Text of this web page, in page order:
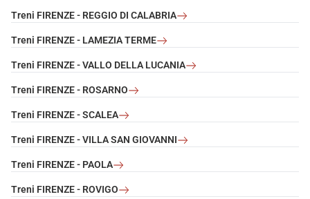
Treni FIRENZE - REGGIO DI CALABRIA
Treni FIRENZE - LAMEZIA TERME
Treni FIRENZE - VALLO DELLA LUCANIA
Treni FIRENZE - ROSARNO
Treni FIRENZE - SCALEA
Treni FIRENZE - VILLA SAN GIOVANNI
Treni FIRENZE - PAOLA
Treni FIRENZE - ROVIGO